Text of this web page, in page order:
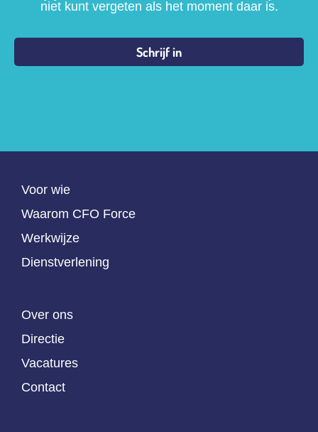
niet kunt vergeten als het moment daar is.
Voor wie
Waarom CFO Force
Werkwijze
Dienstverlening
Over ons
Directie
Vacatures
Contact